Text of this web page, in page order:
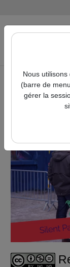
Accueil
Maison
# Festival Les
Retour En
Nous utilisons
(barre de
gérer la